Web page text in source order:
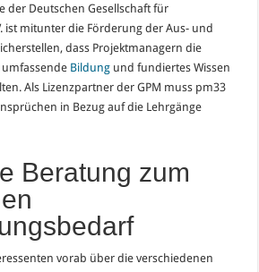
der Deutschen Gesellschaft für
ist mitunter die Förderung der Aus- und
dass Projektmanagern die
umfassende Bildung und fundiertes Wissen
Als Lizenzpartner der GPM muss pm33
in Bezug auf die Lehrgänge
Beratung zum
vorab über die verschiedenen